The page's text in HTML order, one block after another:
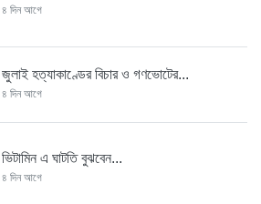
৪ দিন আগে
জুলাই হত্যাকাণ্ডের বিচার ও গণভোটের...
৪ দিন আগে
ভিটামিন এ ঘাটতি বুঝবেন...
৪ দিন আগে